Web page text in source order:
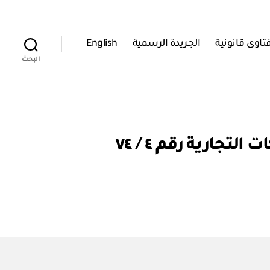
قانونية الجريدة الرسمية English
البحث